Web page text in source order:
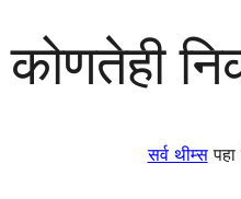
कोणतेही
सर्व थीम्सपहा